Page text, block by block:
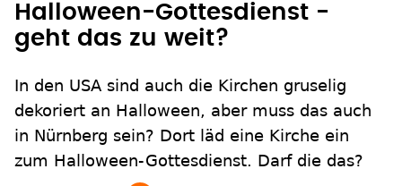
Halloween-Gottesdienst -
geht das zu weit?
In den USA sind auch die Kirchen gruselig
dekoriert an Halloween, aber muss das auch
in Nürnberg sein? Dort läd eine Kirche ein
zum Halloween-Gottesdienst. Darf die das?